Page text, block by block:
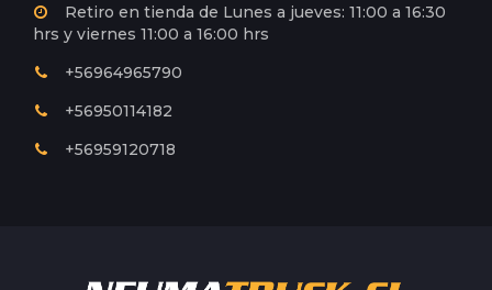
Retiro en tienda de Lunes a jueves: 11:00 a 16:30
hrs y viernes 11:00 a 16:00 hrs
+56964965790
+56950114182
+56959120718